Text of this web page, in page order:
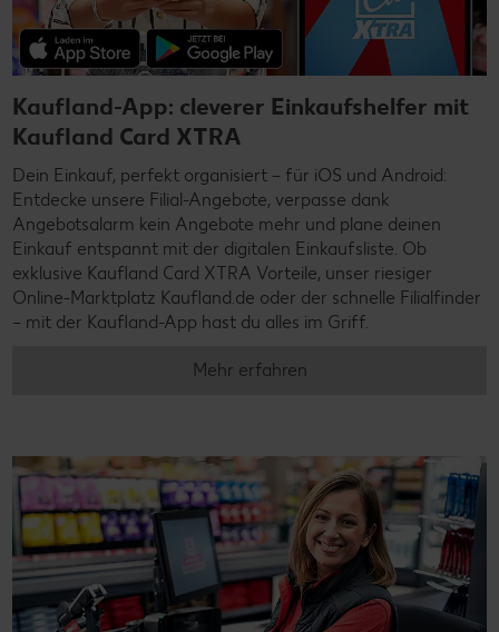
Kaufland-App: cleverer Einkaufshelfer mit
Kaufland Card XTRA
Dein Einkauf, perfekt organisiert – für iOS und Android:
Entdecke unsere Filial-Angebote, verpasse dank
Angebotsalarm kein Angebote mehr und plane deinen
Einkauf entspannt mit der digitalen Einkaufsliste. Ob
exklusive Kaufland Card XTRA Vorteile, unser riesiger
Online-Marktplatz Kaufland.de oder der schnelle Filialfinder
– mit der Kaufland-App hast du alles im Griff.
Mehr erfahren